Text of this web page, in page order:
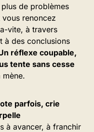
de problèmes
vous renoncez
vite, à travers
à des conclusions
réflexe coupable,
tente sans cesse
parfois, crie
à avancer, à franchir